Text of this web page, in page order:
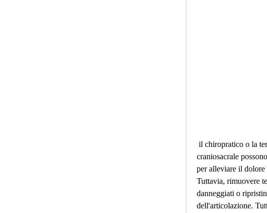
craniosacrale
per alleviare il dolore
Tuttavia, rimuovere
danneggiati o
dell'articolazione.